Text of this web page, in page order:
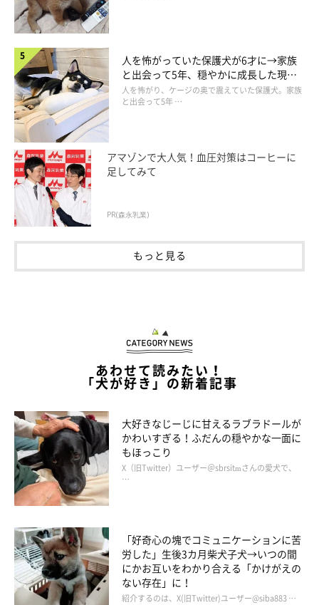
人を怖がっていた保護犬が6才に→家族
と出会って5年、穏やかに成長した現在
の姿にグッとくる
人を怖がり、ケージの奥で震えていた保護犬。家族
と出会って5年 …
アマゾンで大人気！血圧対策はコーヒーに
足してみて
PR(森永乳業)
もっと見る
あわせて読みたい！
「犬が好き」の新着記事
大好きなじーじに甘えるラブラドールが
かわいすぎる！ふだんの穏やかな一面に
もほっこり
X（旧Twitter）ユーザー＠sbrsitmさんの愛犬で、
…
「好奇心の塊でコミュニケーションに苦
労した」生後3カ月柴犬子犬→いつの間
にかお互いをわかり合える「かけがえの
ない存在」に！
紹介するのは、X(旧Twitter)ユーザー@siba883 …